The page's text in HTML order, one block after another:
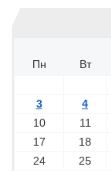
Пн
Вт
3
4
10
11
17
18
24
25